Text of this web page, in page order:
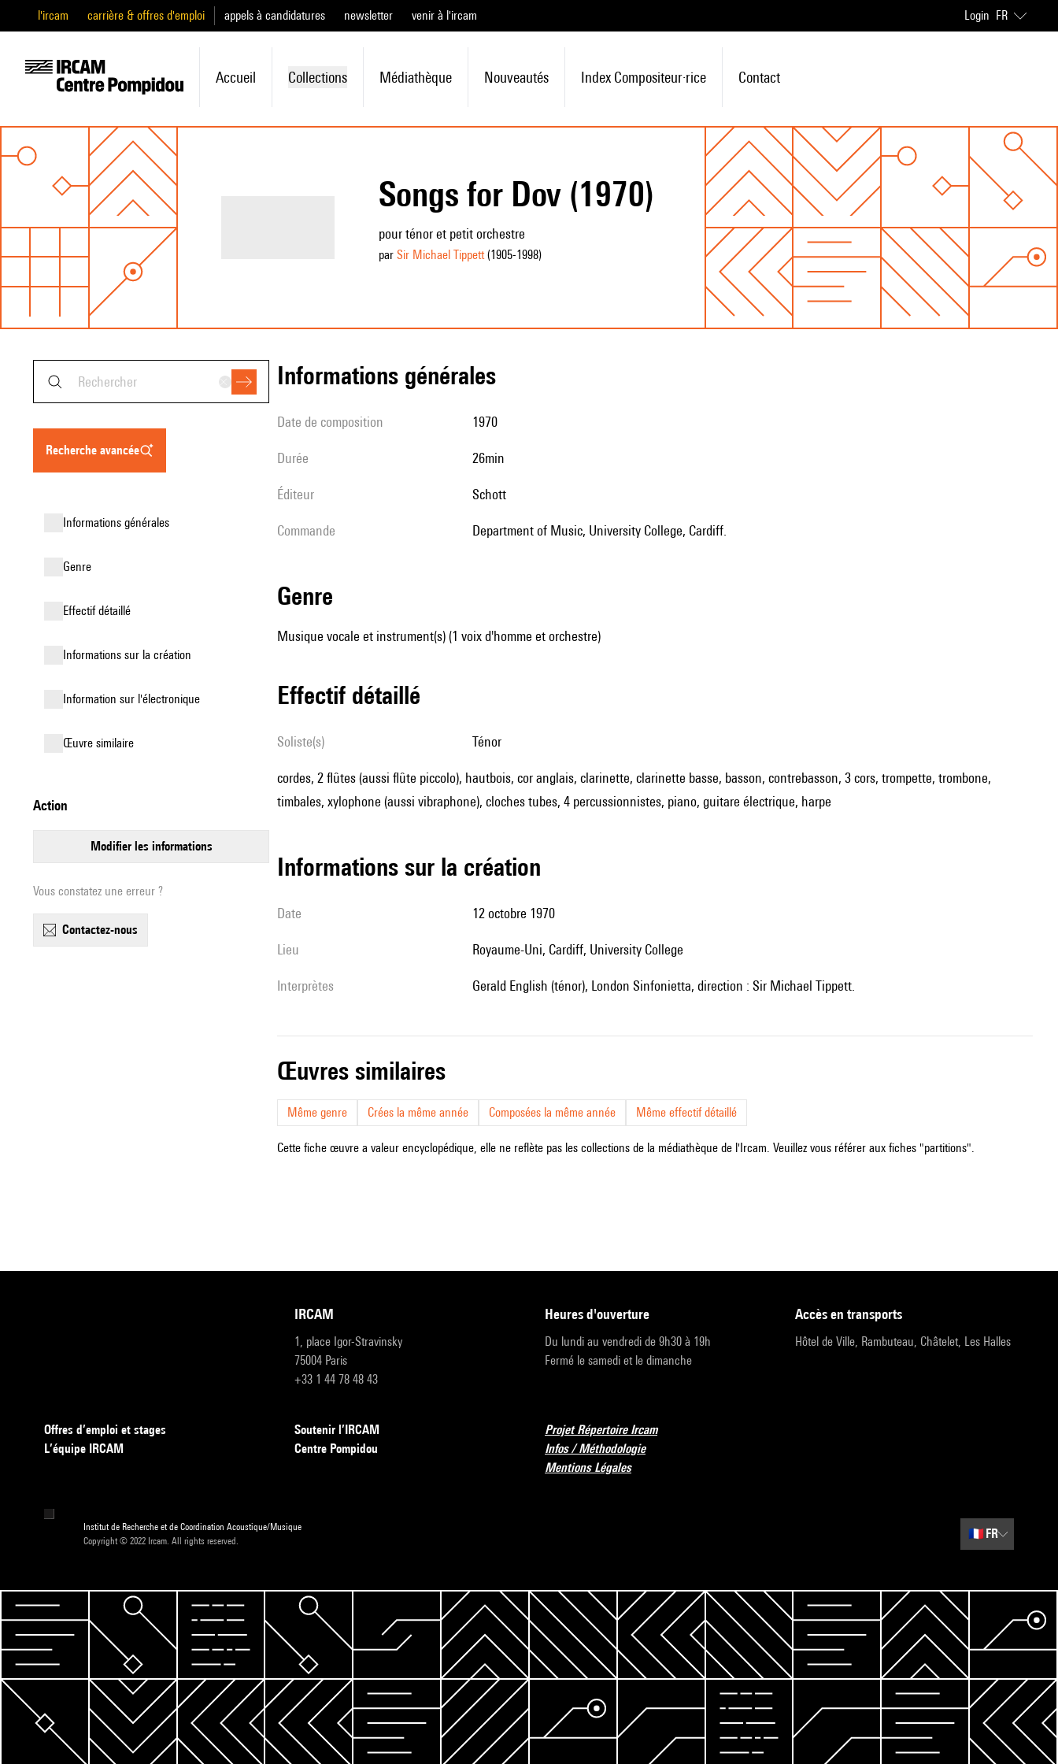
l'ircam carrière & offres d'emploi appels à candidatures newsletter venir à l'ircam Login FR
Accueil Collections Médiathèque Nouveautés Index Compositeur·rice Contact
Songs for Dov (1970)
pour ténor et petit orchestre
par Sir Michael Tippett(1905-1998)
recherche avancée
informations générales
genre
effectif détaillé
informations sur la création
Information sur l'électronique
œuvre similaire
action
modifier les informations
Vous constatez une erreur ?
contactez-nous
informations générales
date de composition 1970
durée 26min
éditeur Schott
Commande Department of Music, University College, Cardiff.
genre
Musique vocale et instrument(s) (1 voix d'homme et orchestre)
effectif détaillé
Soliste(s) ténor
cordes, 2 flûtes (aussi flûte piccolo), hautbois, cor anglais, clarinette, clarinette basse, basson, contrebasson, 3 cors, trompette, trombone,
timbales, xylophone (aussi vibraphone), cloches tubes, 4 percussionnistes, piano, guitare électrique, harpe
informations sur la création
date 12 octobre 1970
lieu Royaume-Uni, Cardiff, University College
interprètes Gerald English (ténor), London Sinfonietta, direction : Sir Michael Tippett.
œuvres similaires
Même genre Crées la même année Composées la même année Même effectif détaillé
Cette fiche œuvre a valeur encyclopédique, elle ne reflète pas les collections de la médiathèque de l'Ircam. Veuillez vous référer aux fiches "partitions".
IRCAM
1, place Igor-Stravinsky
75004 Paris
+33 1 44 78 48 43
heures d'ouverture
Du lundi au vendredi de 9h30 à 19h
Fermé le samedi et le dimanche
accès en transports
Hôtel de Ville, Rambuteau, Châtelet, Les Halles
Offres d’emploi et stages
L’équipe IRCAM
Soutenir l’IRCAM
Centre Pompidou
Projet Répertoire Ircam
Infos / Méthodologie
Mentions Légales
Institut de Recherche et de Coordination Acoustique/Musique
Copyright © 2022 Ircam. All rights reserved.
🇫🇷 FR